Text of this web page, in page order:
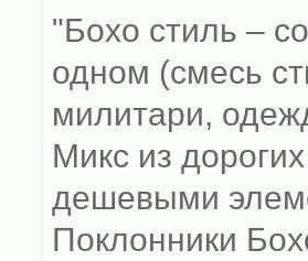
"Бохо стиль –
одном (смесь
милитари,
Микс из
дешевыми
Поклонники